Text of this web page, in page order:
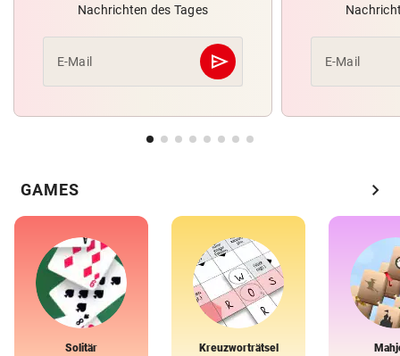
Nachrichten des Tages
E-Mail send
Abschicken E-Mail
GAMES chevron_right
Solitär Kreuzworträtsel